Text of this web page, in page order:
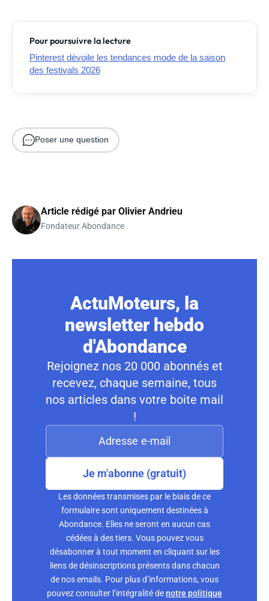
Pour poursuivre la lecture
Pinterest dévoile les tendances mode de la saison
des festivals 2026
Poser une question
Article rédigé par Olivier Andrieu
Fondateur Abondance
ActuMoteurs, la
newsletter hebdo
d'Abondance
Rejoignez nos 20 000 abonnés et
recevez, chaque semaine, tous
nos articles dans votre boite mail
!
Je m'abonne (gratuit)
Les données transmises par le biais de ce
formulaire sont uniquement destinées à
Abondance. Elles ne seront en aucun cas
cédées à des tiers. Vous pouvez vous
désabonner à tout moment en cliquant sur les
liens de désinscriptions présents dans chacun
de nos emails. Pour plus d’informations, vous
pouvez consulter l’intégralité denotre politique